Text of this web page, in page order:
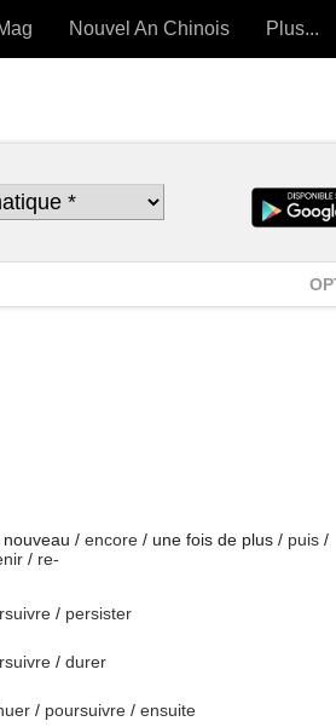
Nouvel An Chinois Plus...
/ encore / une fois de plus / puis /
/ re-
/ persister
/ durer
/ poursuivre / ensuite